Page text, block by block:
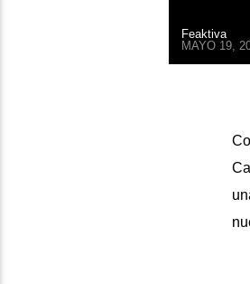
Feaktiva
MAYO 19,